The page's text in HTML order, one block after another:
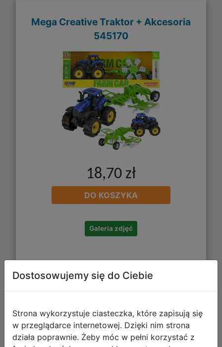
Mega Creative Traktor + Akcesoria
545170
18,70 zł
DO KOSZYKA
Galeria zdjęć
Mega Creative Traktor + Akcesoria
545690
Dostosowujemy się do Ciebie
Strona wykorzystuje ciasteczka, które zapisują się
w przeglądarce internetowej. Dzięki nim strona
działa poprawnie. Żeby móc w pełni korzystać z